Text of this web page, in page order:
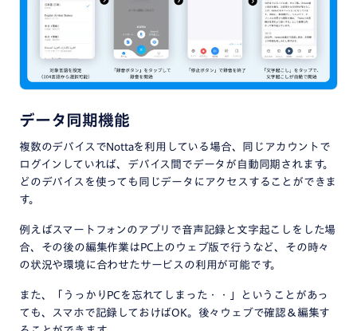
データ同期機能
複数のデバイスでNottaを利用している場合、同じアカウントで
ログインしていれば、デバイス間でデータが自動同期されます。
どのデバイスを使っても同じデータにアクセスすることができま
す。
例えばスマートフォンのアプリで音声記録と文字起こしをした場
合、その後の編集作業はPC上のウェブ版で行うなど、その時々
の状況や環境に合わせたサービスの利用が可能です。
また、「うっかりPCを忘れてしまった・・」ということがあっ
ても、スマホで記録しておけばOK。後々ウェブで確認＆編集す